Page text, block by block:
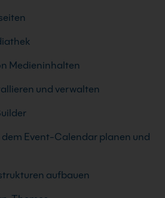
Medieninhalten
und verwalten
Event-Calendar planen und
aufbauen